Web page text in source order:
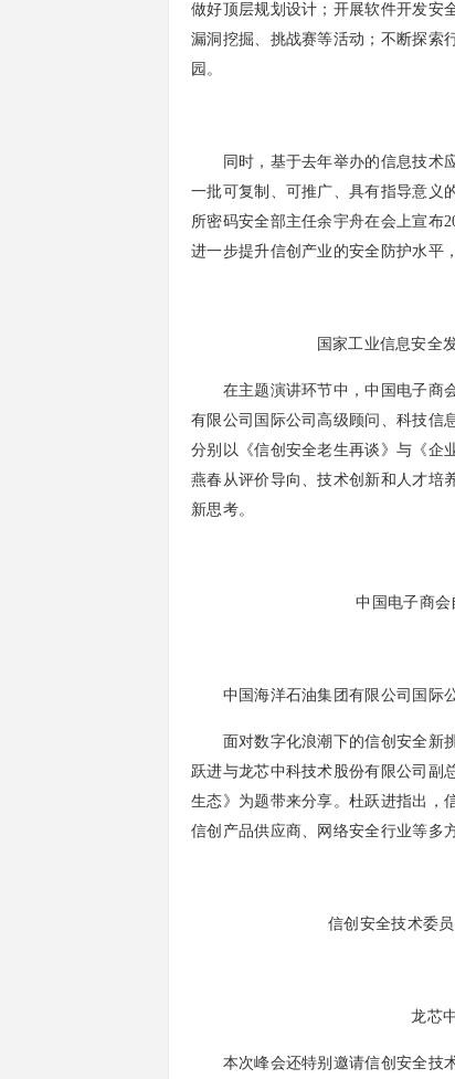
做好顶层规划设计；开展软件开发安
漏洞挖掘、挑战赛等活动；不断探索
园。
同时，基于去年举办的信息技术应
一批可复制、可推广、具有指导意义
所密码安全部主任余宇舟在会上宣布
进一步提升信创产业的安全防护水平
国家工业信息安全
在主题演讲环节中，中国电子商会
有限公司国际公司高级顾问、科技信
分别以《信创安全老生再谈》与《企
燕春从评价导向、技术创新和人才培
新思考。
中国电子商会
中国海洋石油集团有限公司国际公
面对数字化浪潮下的信创安全新挑
跃进与龙芯中科技术股份有限公司副
生态》为题带来分享。杜跃进指出，
信创产品供应商、网络安全行业等多
信创安全技术委
龙芯
本次峰会还特别邀请信创安全技术